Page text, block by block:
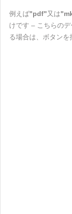
例えば"pdf"又は
けです – こちらの
る場合は、ボタンを